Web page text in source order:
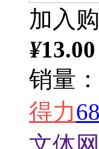
加入
¥13.00
销量
得力